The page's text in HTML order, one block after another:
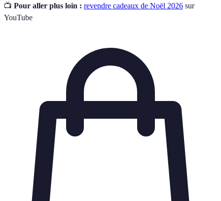
📺 Pour aller plus loin : revendre cadeaux de Noël 2026 sur
YouTube